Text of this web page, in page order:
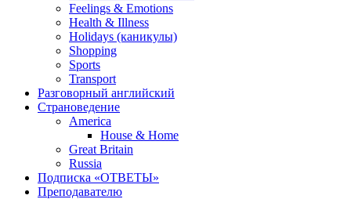
Feelings & Emotions
Health & Illness
Holidays (каникулы)
Shopping
Sports
Transport
Разговорный английский
Страноведение
America
House & Home
Great Britain
Russia
Подписка «ОТВЕТЫ»
Преподавателю